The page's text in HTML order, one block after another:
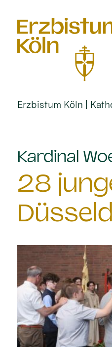
Erzbistum Köln |
Kardinal
28